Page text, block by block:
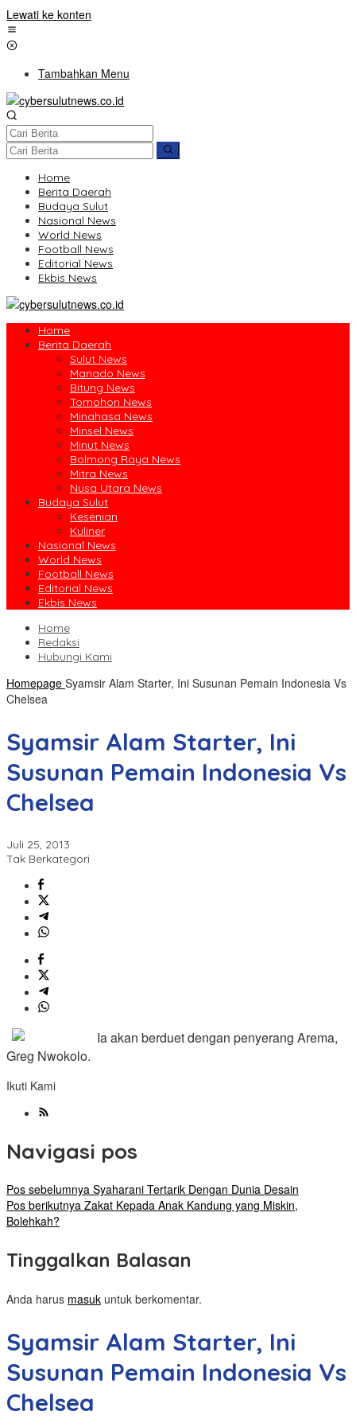
Lewati ke konten
Tambahkan Menu
Home
Berita Daerah
Budaya Sulut
Nasional News
World News
Football News
Editorial News
Ekbis News
Home
Berita Daerah
Sulut News
Manado News
Bitung News
Tomohon News
Minahasa News
Minsel News
Minut News
Bolmong Raya News
Mitra News
Nusa Utara News
Budaya Sulut
Kesenian
Kuliner
Nasional News
World News
Football News
Editorial News
Ekbis News
Home
Redaksi
Hubungi Kami
Homepage Syamsir Alam Starter, Ini Susunan Pemain Indonesia Vs
Chelsea
Syamsir Alam Starter, Ini
Susunan Pemain Indonesia Vs
Chelsea
Juli 25, 2013
Tak Berkategori
Ia akan berduet dengan penyerang Arema,
Greg Nwokolo.
Ikuti Kami
Navigasi pos
Pos sebelumnya Syaharani Tertarik Dengan Dunia Desain
Pos berikutnya Zakat Kepada Anak Kandung yang Miskin,
Bolehkah?
Tinggalkan Balasan
Anda harus masuk untuk berkomentar.
Syamsir Alam Starter, Ini
Susunan Pemain Indonesia Vs
Chelsea